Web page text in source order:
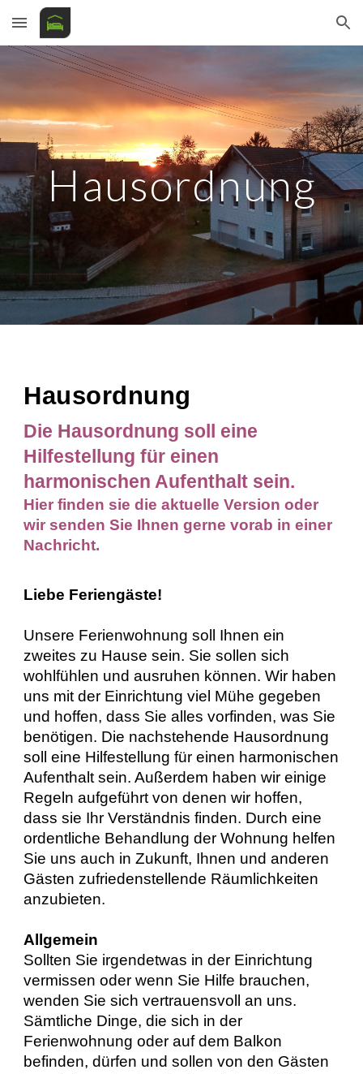
Skip to main content Skip to navigation
Hausordnung
Hausordnung
Die Hausordnung soll eine
Hilfestellung für einen
harmonischen Aufenthalt sein.
Hier finden sie die aktuelle Version oder
wir senden Sie Ihnen gerne vorab in einer
Nachricht.
Liebe Feriengäste!
Unsere Ferienwohnung soll Ihnen ein
zweites zu Hause sein. Sie sollen sich
wohlfühlen und ausruhen können. Wir haben
uns mit der Einrichtung viel Mühe gegeben
und hoffen, dass Sie alles vorfinden, was Sie
benötigen. Die nachstehende Hausordnung
soll eine Hilfestellung für einen harmonischen
Aufenthalt sein. Außerdem haben wir einige
Regeln aufgeführt von denen wir hoffen,
dass sie Ihr Verständnis finden. Durch eine
ordentliche Behandlung der Wohnung helfen
Sie uns auch in Zukunft, Ihnen und anderen
Gästen zufriedenstellende Räumlichkeiten
anzubieten.
Allgemein
Sollten Sie irgendetwas in der Einrichtung
vermissen oder wenn Sie Hilfe brauchen,
wenden Sie sich vertrauensvoll an uns.
Sämtliche Dinge, die sich in der
Ferienwohnung oder auf dem Balkon
befinden, dürfen und sollen von den Gästen